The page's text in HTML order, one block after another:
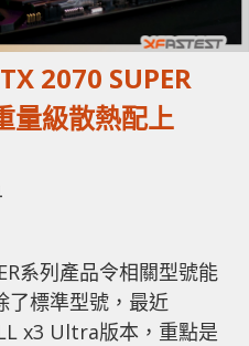
2070 SUPER
量級散熱配上
系列產品令相關型號能
了標準型號，最近
x3 Ultra版本，重點是